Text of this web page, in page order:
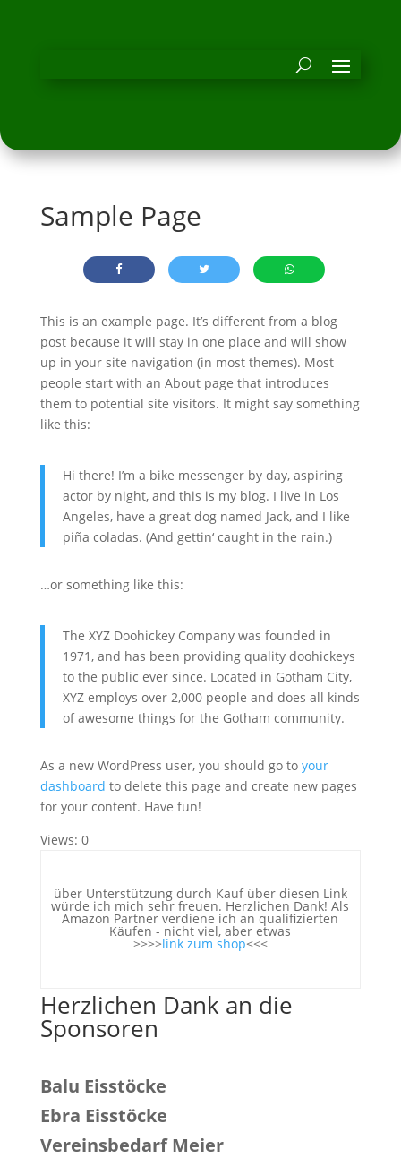
Sample Page
This is an example page. It’s different from a blog
post because it will stay in one place and will show
up in your site navigation (in most themes). Most
people start with an About page that introduces
them to potential site visitors. It might say something
like this:
Hi there! I’m a bike messenger by day, aspiring
actor by night, and this is my blog. I live in Los
Angeles, have a great dog named Jack, and I like
piña coladas. (And gettin‘ caught in the rain.)
…or something like this:
The XYZ Doohickey Company was founded in
1971, and has been providing quality doohickeys
to the public ever since. Located in Gotham City,
XYZ employs over 2,000 people and does all kinds
of awesome things for the Gotham community.
As a new WordPress user, you should go to your
dashboard to delete this page and create new pages
for your content. Have fun!
Views: 0
über Unterstützung durch Kauf über diesen Link
würde ich mich sehr freuen. Herzlichen Dank! Als
Amazon Partner verdiene ich an qualifizierten
Käufen - nicht viel, aber etwas
>>>>link zum shop<<<
Herzlichen Dank an die
Sponsoren
Balu Eisstöcke
Ebra Eisstöcke
Vereinsbedarf Meier